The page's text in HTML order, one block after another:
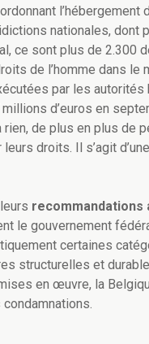
ordonnant l’hébergement
nationales, dont
ce sont plus de 2.300
de l’homme dans le
par les autorités
d’euros en
rien, de plus en plus de
droits. Il s’agit
recommandations
le gouvernement
certaines
structurelles et
en œuvre, la